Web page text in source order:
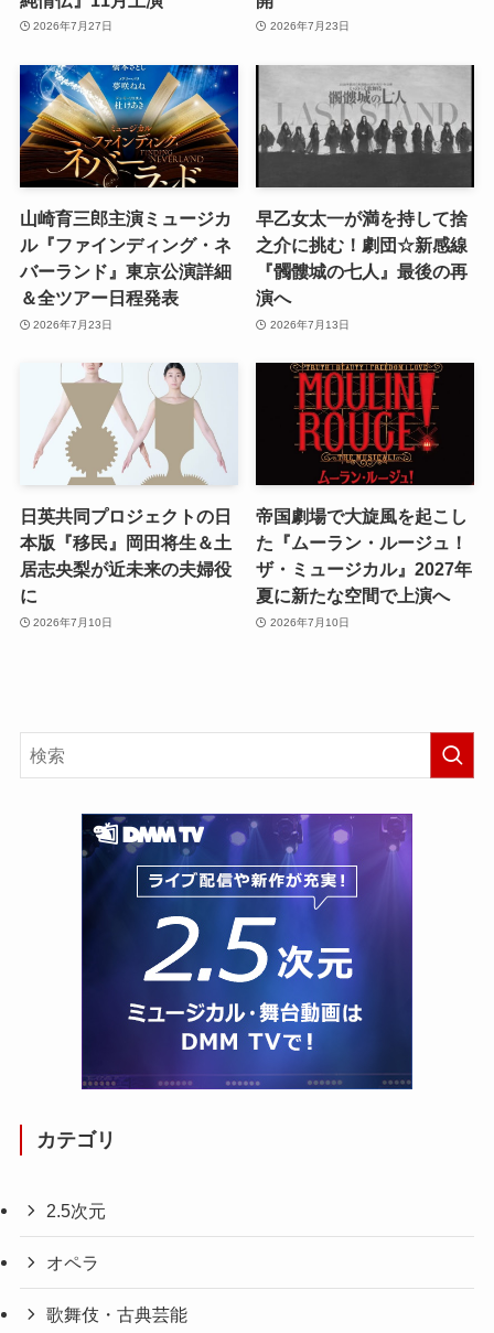
2026年7月27日 2026年7月23日
山崎育三郎主演ミュージカ
ル『ファインディング・ネ
バーランド』東京公演詳細
＆全ツアー日程発表
2026年7月23日
早乙女太一が満を持して捨
之介に挑む！劇団☆新感線
『髑髏城の七人』最後の再
演へ
2026年7月13日
日英共同プロジェクトの日
本版『移民』岡田将生＆土
居志央梨が近未来の夫婦役
に
2026年7月10日
帝国劇場で大旋風を起こし
た『ムーラン・ルージュ！
ザ・ミュージカル』2027年
夏に新たな空間で上演へ
2026年7月10日
カテゴリ
2.5次元
オペラ
歌舞伎・古典芸能